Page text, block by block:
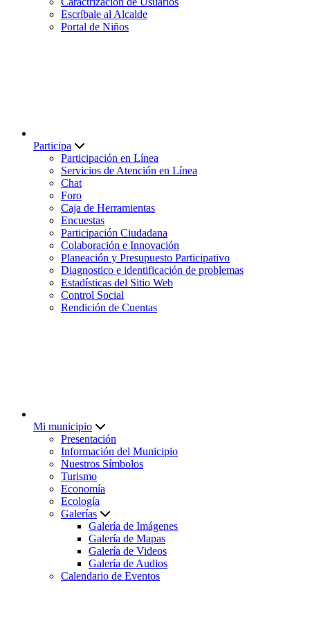
Escríbale al Alcalde
Portal de Niños
Participa
Participación en Línea
Servicios de Atención en Línea
Chat
Foro
Caja de Herramientas
Encuestas
Participación Ciudadana
Colaboración e Innovación
Planeación y Presupuesto Participativo
Diagnostico e identificación de problemas
Estadísticas del Sitio Web
Control Social
Rendición de Cuentas
Mi municipio
Presentación
Información del Municipio
Nuestros Símbolos
Turismo
Economía
Ecología
Galerías
Galería de Imágenes
Galería de Mapas
Galería de Videos
Galería de Audios
Calendario de Eventos